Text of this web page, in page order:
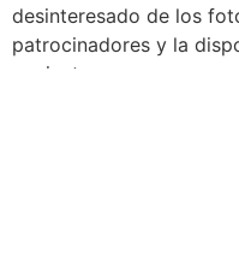
desinteresado de los
patrocinadores y la
pacientes.